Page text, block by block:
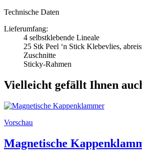
Technische Daten
Lieferumfang:
4 selbstklebende Lineale
25 Stk Peel ‘n Stick Klebevlies,
Zuschnitte
Sticky-Rahmen
Vielleicht gefällt Ihnen
Vorschau
Magnetische